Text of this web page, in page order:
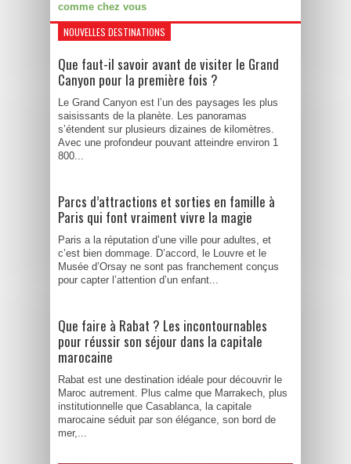
comme chez vous
NOUVELLES DESTINATIONS
Que faut-il savoir avant de visiter le Grand
Canyon pour la première fois ?
Le Grand Canyon est l’un des paysages les plus
saisissants de la planète. Les panoramas
s’étendent sur plusieurs dizaines de kilomètres.
Avec une profondeur pouvant atteindre environ 1
800...
Parcs d’attractions et sorties en famille à
Paris qui font vraiment vivre la magie
Paris a la réputation d’une ville pour adultes, et
c’est bien dommage. D’accord, le Louvre et le
Musée d’Orsay ne sont pas franchement conçus
pour capter l’attention d’un enfant...
Que faire à Rabat ? Les incontournables
pour réussir son séjour dans la capitale
marocaine
Rabat est une destination idéale pour découvrir le
Maroc autrement. Plus calme que Marrakech, plus
institutionnelle que Casablanca, la capitale
marocaine séduit par son élégance, son bord de
mer,...